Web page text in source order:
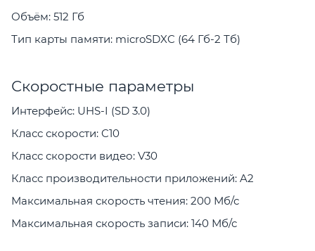
Объём: 512 Гб
Тип карты памяти: microSDXC (64 Гб-2 Тб)
Скоростные параметры
Интерфейс: UHS-I (SD 3.0)
Класс скорости: C10
Класс скорости видео: V30
Класс производительности приложений: A2
Максимальная скорость чтения: 200 Мб/с
Максимальная скорость записи: 140 Мб/с